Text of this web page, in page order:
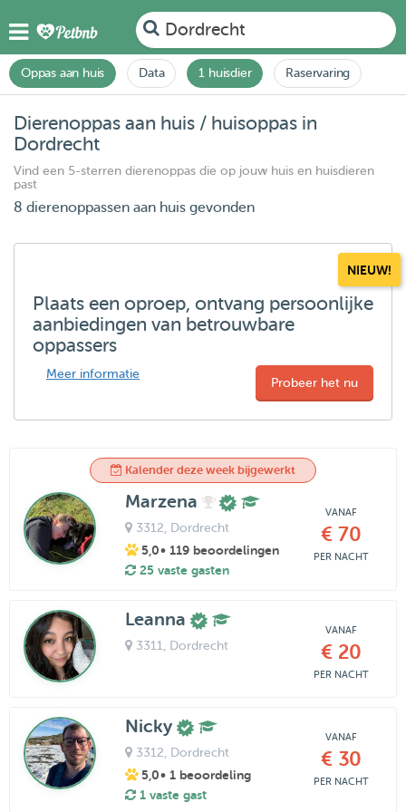
Dordrecht
Oppas aan huis Data 1 huisdier Raservaring
Dierenoppas aan huis / huisoppas in
Dordrecht
Vind een 5-sterren dierenoppas die op jouw huis en huisdieren
past
8 dierenoppassen aan huis gevonden
NIEUW!
Plaats een oproep, ontvang persoonlijke
aanbiedingen van betrouwbare
oppassers
Meer informatie
Probeer het nu
Kalender deze week bijgewerkt
Marzena
3312 , Dordrecht
5,0• 119 beoordelingen
25 vaste gasten
VANAF
€ 70
PER NACHT
Leanna
3311 , Dordrecht
VANAF
€ 20
PER NACHT
Nicky
3312 , Dordrecht
5,0• 1 beoordeling
1 vaste gast
VANAF
€ 30
PER NACHT